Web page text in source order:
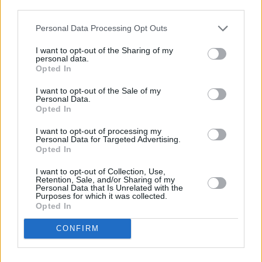
negar su consentimiento. Tenga en cuenta que algún
de su consentimiento, pero usted tiene el derecho de
rechazar tal procesamiento. Sus preferencias se aplicarán
cualquier momento entrando de nuevo en este sitio web o
visitando nuestra política de privacidad.
Personal Data Processing Opt Outs
I want to opt-out of the Sharing of my
personal data.
Opted In
I want to opt-out of the Sale of my
Personal Data.
Opted In
I want to opt-out of processing my
Personal Data for Targeted Advertising.
Opted In
I want to opt-out of Collection, Use,
Retention, Sale, and/or Sharing of my
Personal Data that Is Unrelated with the
Purposes for which it was collected.
Opted In
CONFIRM